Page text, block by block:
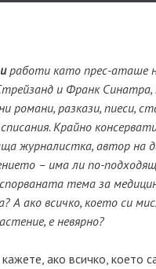
работи като прес-аташе
и Франк
романи, разкази, пиеси,
Крайно
журналистка, автор на
– има ли по-
тема за
А ако всичко, което си
е невярно?
ако всичко, което